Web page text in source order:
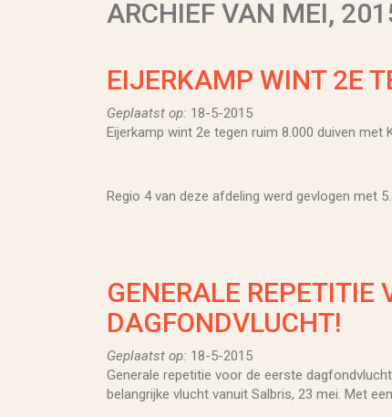
ARCHIEF VAN MEI,
EIJERKAMP WINT 2E
Geplaatst op: 18-5-2015
Eijerkamp wint 2e tegen ruim 8.000 duiven
Regio 4 van deze afdeling werd gevlogen met
GENERALE REPETITIE
DAGFONDVLUCHT!
Geplaatst op: 18-5-2015
Generale repetitie voor de eerste
belangrijke vlucht vanuit Salbris, 23 mei. Met